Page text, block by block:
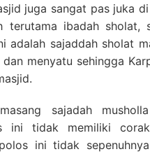
juga sangat pas juka
terutama ibadah sholat,
adalah sajaddah sholat
menyatu sehingga
sajadah
ini tidak memiliki
ini tidak